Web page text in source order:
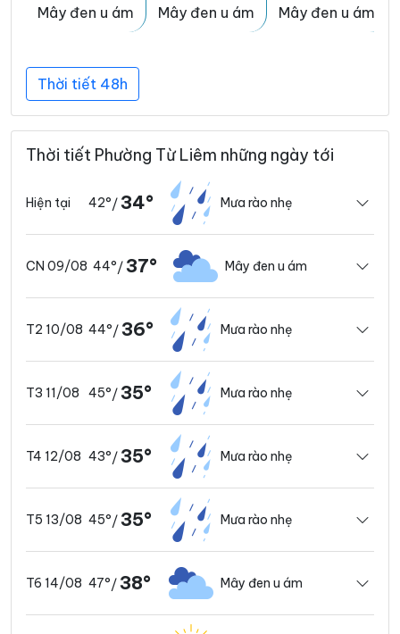
Mây đen u ám
Mây đen u ám
Mây đen u ám
Thời tiết 48h
Thời tiết Phường Từ Liêm những ngày tới
Hiện tại 42°/ 34° Mưa rào nhẹ
CN 09/08 44°/ 37° Mây đen u ám
T2 10/08 44°/ 36° Mưa rào nhẹ
T3 11/08 45°/ 35° Mưa rào nhẹ
T4 12/08 43°/ 35° Mưa rào nhẹ
T5 13/08 45°/ 35° Mưa rào nhẹ
T6 14/08 47°/ 38° Mây đen u ám